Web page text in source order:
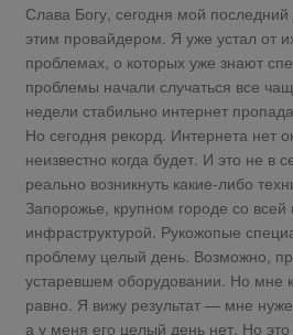
Слава Богу, сегодня мой последний
этим провайдером. Я уже устал от
проблемах, о которых уже знают
проблемы начали случаться все
недели стабильно интернет
Но сегодня рекорд. Интернета нет
неизвестно когда будет. И это не в
реально возникнуть какие-либо
Запорожье, крупном городе со
инфраструктурой. Рукожопые
проблему целый день. Возможно,
устаревшем оборудовании. Но мне
равно. Я вижу результат — мне
а у меня его целый день нет. Но